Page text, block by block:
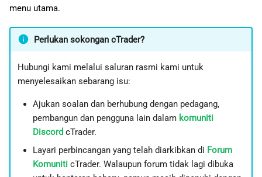
menu utama.
Perlukan sokongan cTrader?
Hubungi kami melalui saluran rasmi kami untuk
menyelesaikan sebarang isu:
Ajukan soalan dan berhubung dengan pedagang,
pembangun dan pengguna lain dalam komuniti
Discord cTrader.
Layari perbincangan yang telah diarkibkan di Forum
Komuniti cTrader. Walaupun forum tidak lagi dibuka